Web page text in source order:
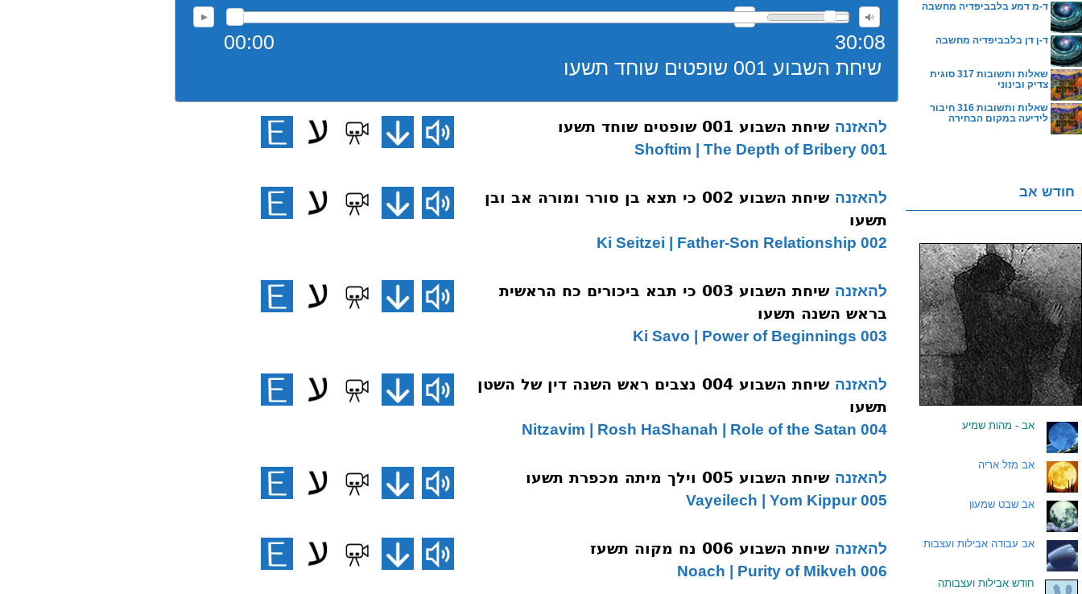
00:00
30:08
שיחת השבוע 001 שופטים שוחד תשעו
להאזנה שיחת השבוע 001 שופטים שוחד תשעו
001 Shoftim | The Depth of Bribery
להאזנה
שיחת השבוע 002 כי תצא בן סורר ומורה אב ובן
תשעו
002 Ki Seitzei | Father-Son Relationship
להאזנה
שיחת השבוע 003 כי תבא ביכורים כח הראשית
בראש השנה תשעו
003 Ki Savo | Power of Beginnings
להאזנה
שיחת השבוע 004 נצבים ראש השנה דין של השטן
תשעו
004 Nitzavim | Rosh HaShanah | Role of the Satan
להאזנה שיחת השבוע 005 וילך מיתה מכפרת תשעו
005 Vayeilech | Yom Kippur
להאזנה שיחת השבוע 006 נח מקוה תשעז
006 Noach | Purity of Mikveh
ד-מ דמע בלבביפדיה מחשבה
ד-ן דן בלבביפדיה מחשבה
שאלות ותשובות 317 סוגית
צדיק ובינוני
שאלות ותשובות 316 חיבור
לידיעה במקום הבחירה
חודש אב
אב - מהות שמיע
אב מזל אריה
אב שבט שמעון
אב עבודה אבילות ועצבות
חודש אבילות ועצבותה